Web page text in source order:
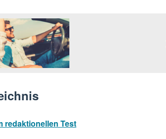
redaktionellen Test